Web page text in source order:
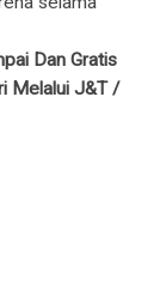
Dan Gratis
Melalui J&T /